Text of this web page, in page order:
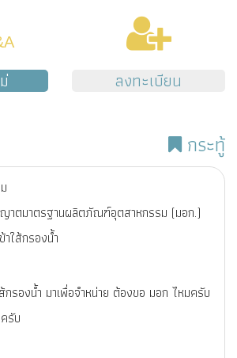
ลงทะเบียน
กระทู้
าตมาตรฐานผลิตภัณฑ์อุตสาหกรรม (มอก.)
าใส้กรองน้ำ
ส้กรองน้ำ มาเพื่อจำหน่าย ต้องขอ มอก ไหมครับ
รับ